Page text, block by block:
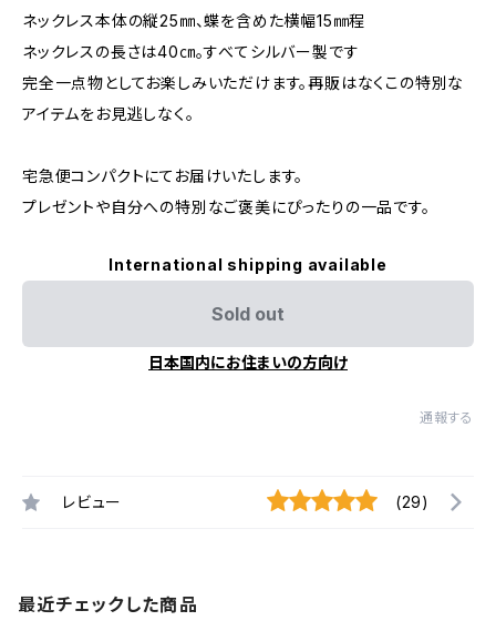
ネックレス本体の縦25㎜、蝶を含めた横幅15㎜程
ネックレスの長さは40㎝。すべてシルバー製です
完全一点物としてお楽しみいただけます。再販はなくこの特別な
アイテムをお見逃しなく。
宅急便コンパクトにてお届けいたします。
プレゼントや自分への特別なご褒美にぴったりの一品です。
International shipping available
Sold out
日本国内にお住まいの方向け
通報する
レビュー (29)
最近チェックした商品